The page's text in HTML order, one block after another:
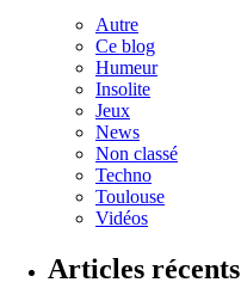
Autre
Ce blog
Humeur
Insolite
Jeux
News
Non classé
Techno
Toulouse
Vidéos
Articles récents